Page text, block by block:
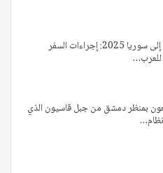
متطلبات الدخول إلى سوريا 2025: إجراءات السفر
للعرب…
بمنظر دمشق من جبل قاسيون الذي